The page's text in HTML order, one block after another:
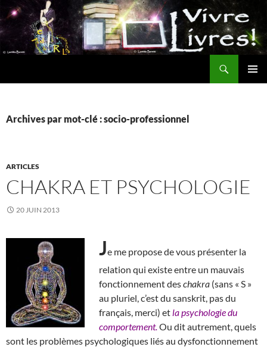
Aller
au
contenu
Archives par mot-clé : socio-professionnel
ARTICLES
CHAKRA ET PSYCHOLOGIE
20 JUIN 2013
Je me propose de vous présenter la
relation qui existe entre un mauvais
fonctionnement deschakra (sans « S »
au pluriel, c’est du sanskrit, pas du
français, merci) et la psychologie du
comportement. Ou dit autrement, quels
sont les problèmes psychologiques liés au dysfonctionnement